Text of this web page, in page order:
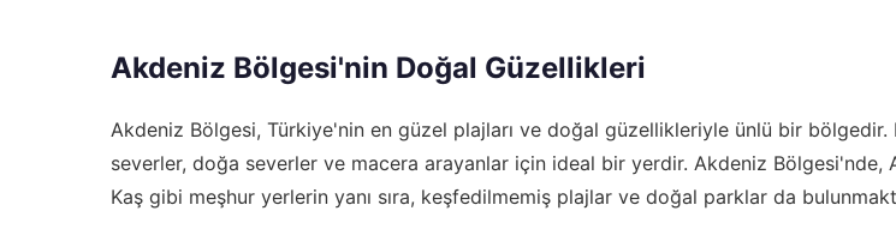
Akdeniz Bölgesi'nin Doğal Güzellikleri
Akdeniz Bölgesi, Türkiye'nin en güzel plajları ve doğal güzellikleriyle ünlü bir bölgedir.
severler, doğa severler ve macera arayanlar için ideal bir yerdir. Akdeniz Bölgesi'nde,
Kaş gibi meşhur yerlerin yanı sıra, keşfedilmemiş plajlar ve doğal parklar da